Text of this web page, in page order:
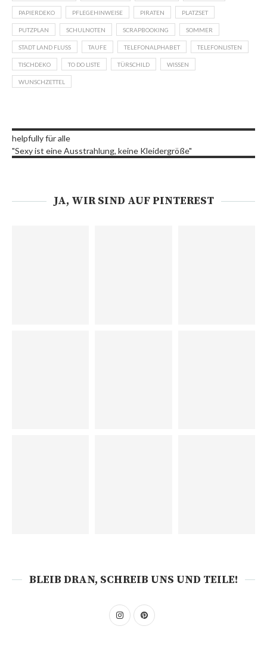
PAPIERDEKO PFLEGEHINWEISE PIRATEN PLATZSET
PUTZPLAN SCHULNOTEN SCRAPBOOKING SOMMER
STADT LAND FLUSS TAUFE TELEFONALPHABET TELEFONLISTEN
TISCHDEKO TO DO LISTE TÜRSCHILD WISSEN
WUNSCHZETTEL
helpfully für alle
"Sexy ist eine Ausstrahlung, keine Kleidergröße"
JA, WIR SIND AUF PINTEREST
BLEIB DRAN, SCHREIB UNS UND TEILE!